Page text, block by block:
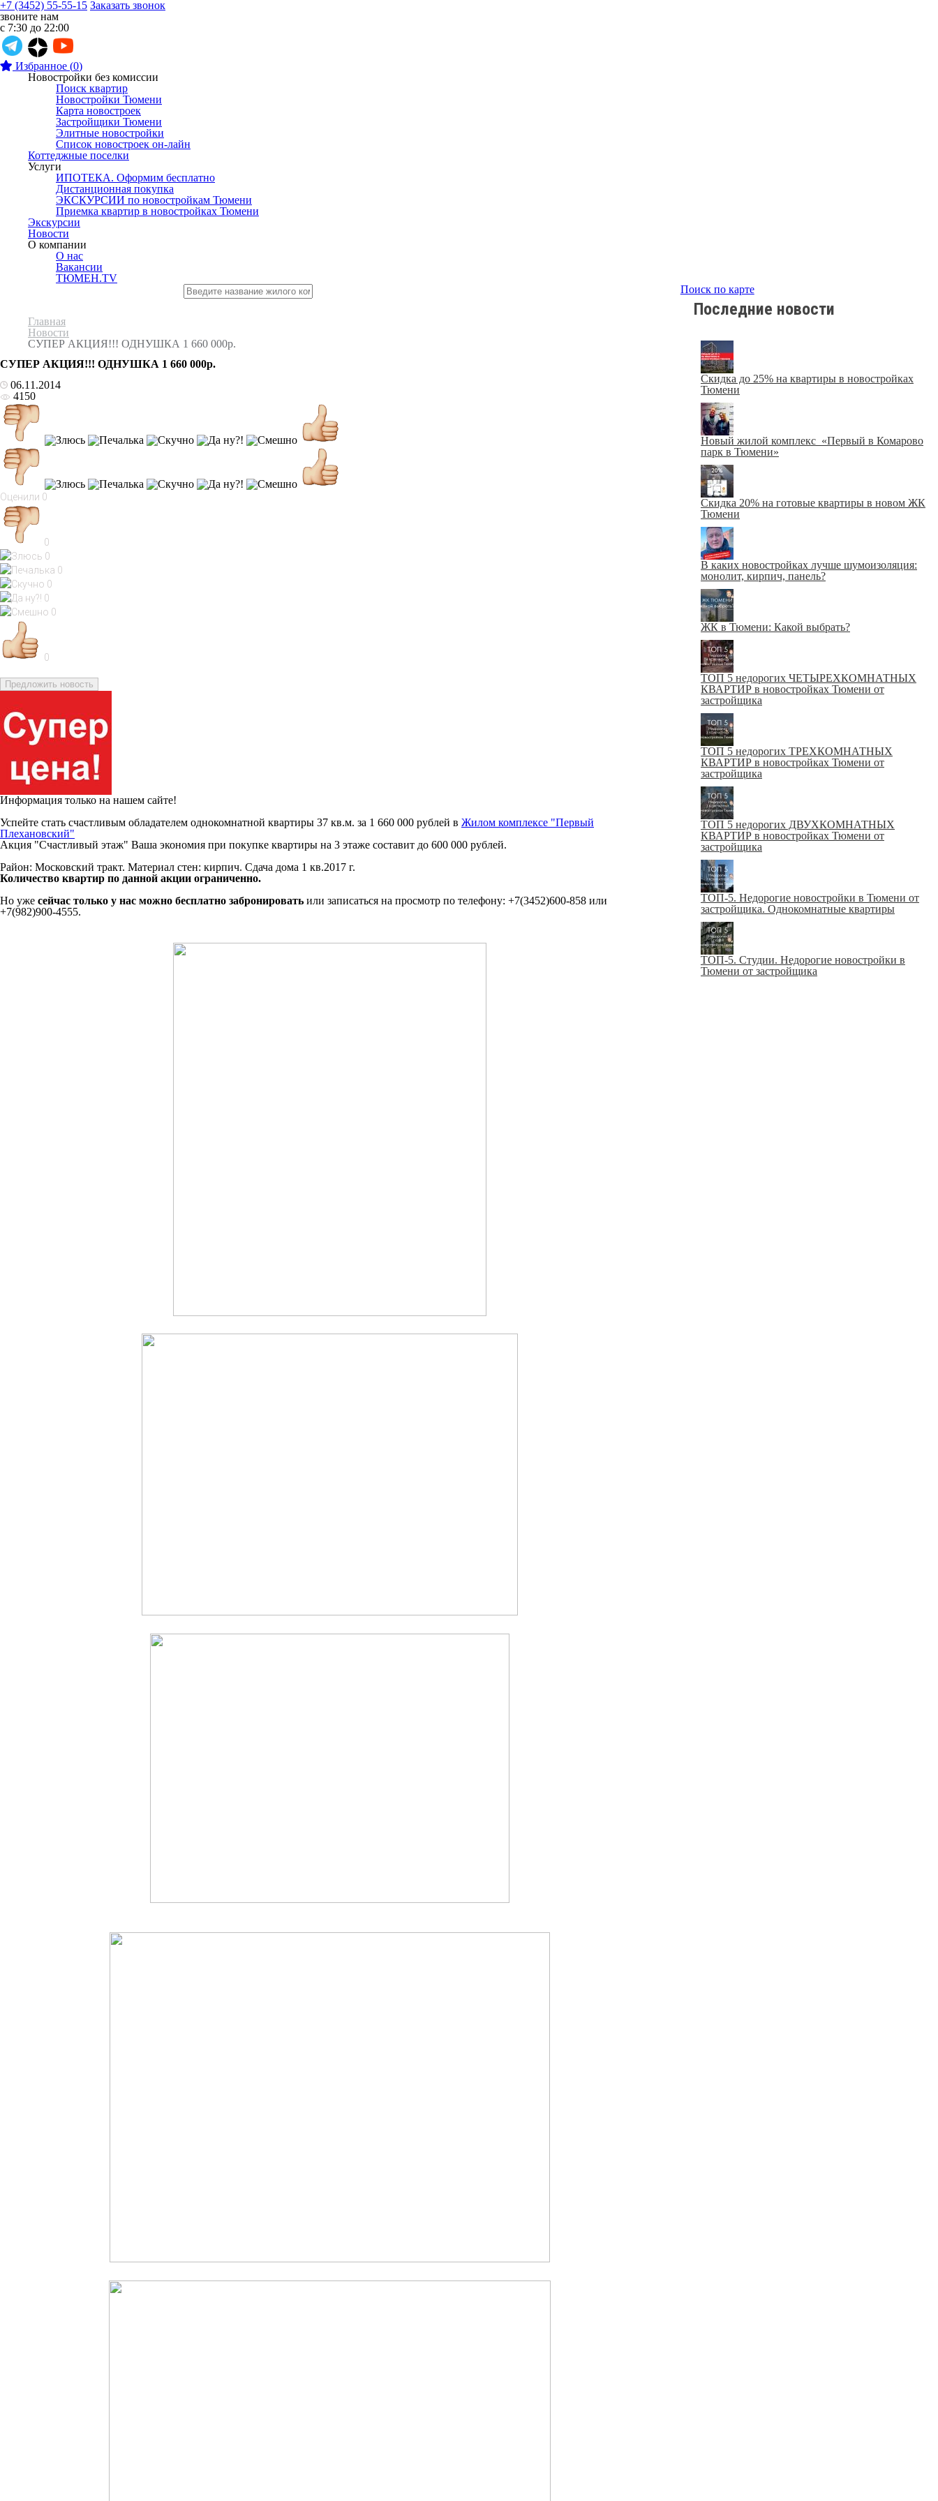
+7 (3452) 55-55-15 Заказать звонок
звоните нам
с 7:30 до 22:00
Избранное (0)
Новостройки без комиссии
Поиск квартир
Новостройки Тюмени
Карта новостроек
Застройщики Тюмени
Элитные новостройки
Список новостроек он-лайн
Коттеджные поселки
Услуги
ИПОТЕКА. Оформим бесплатно
Дистанционная покупка
ЭКСКУРСИИ по новостройкам Тюмени
Приемка квартир в новостройках Тюмени
Экскурсии
Новости
О компании
О нас
Вакансии
ТЮМЕН.TV
Поиск по карте
Главная
Новости
СУПЕР АКЦИЯ!!! ОДНУШКА 1 660 000р.
СУПЕР АКЦИЯ!!! ОДНУШКА 1 660 000р.
06.11.2014
4150
Оценили 0
0
0
0
0
0
0
0
Предложить новость
Информация только на нашем сайте!
Успейте стать счастливым обладателем однокомнатной квартиры 37 кв.м. за 1 660 000 рублей в Жилом комплексе "Первый
Плехановский"
Акция "Счастливый этаж" Ваша экономия при покупке квартиры на 3 этаже составит до 600 000 рублей.
Район: Московский тракт. Материал стен: кирпич. Сдача дома 1 кв.2017 г.
Количество квартир по данной акции ограниченно.
Но уже сейчас только у нас можно бесплатно забронировать или записаться на просмотр по телефону: +7(3452)600-858 или
+7(982)900-4555.
Последние новости
Скидка до 25% на квартиры в новостройках
Тюмени
Новый жилой комплекс «Первый в Комарово
парк в Тюмени»
Скидка 20% на готовые квартиры в новом ЖК
Тюмени
В каких новостройках лучше шумоизоляция:
монолит, кирпич, панель?
ЖК в Тюмени: Какой выбрать?
ТОП 5 недорогих ЧЕТЫРЕХКОМНАТНЫХ
КВАРТИР в новостройках Тюмени от
застройщика
ТОП 5 недорогих ТРЕХКОМНАТНЫХ
КВАРТИР в новостройках Тюмени от
застройщика
ТОП 5 недорогих ДВУХКОМНАТНЫХ
КВАРТИР в новостройках Тюмени от
застройщика
ТОП-5. Недорогие новостройки в Тюмени от
застройщика. Однокомнатные квартиры
ТОП-5. Студии. Недорогие новостройки в
Тюмени от застройщика